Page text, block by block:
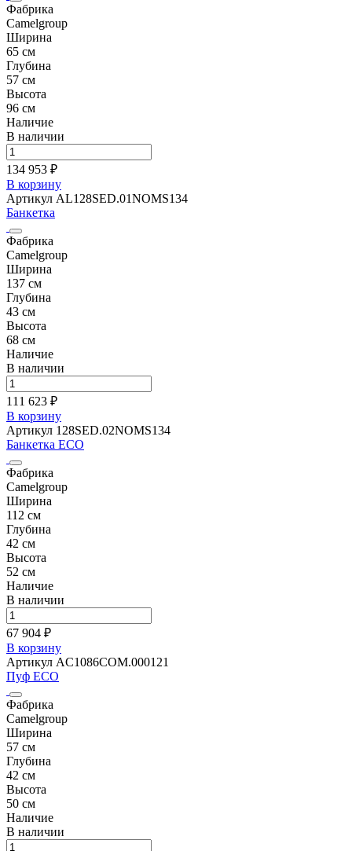
Фабрика
Camelgroup
Ширина
65 см
Глубина
57 см
Высота
96 см
Наличие
В наличии
134 953 ₽
В корзину
Артикул AL128SED.01NOMS134
Банкетка
Фабрика
Camelgroup
Ширина
137 см
Глубина
43 см
Высота
68 см
Наличие
В наличии
111 623 ₽
В корзину
Артикул 128SED.02NOMS134
Банкетка ECO
Фабрика
Camelgroup
Ширина
112 см
Глубина
42 см
Высота
52 см
Наличие
В наличии
67 904 ₽
В корзину
Артикул AC1086COM.000121
Пуф ECO
Фабрика
Camelgroup
Ширина
57 см
Глубина
42 см
Высота
50 см
Наличие
В наличии